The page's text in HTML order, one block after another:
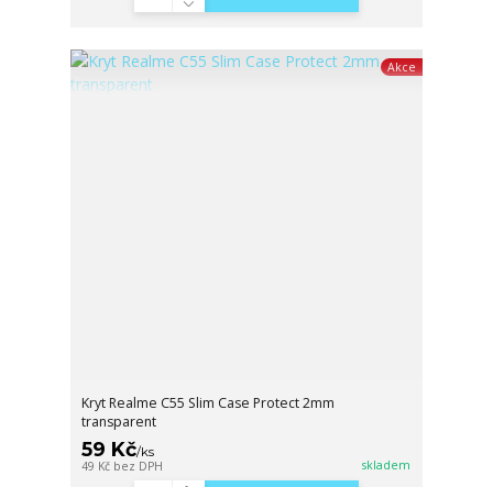
Akce
Kryt Realme C55 Slim Case Protect 2mm
transparent
59 Kč/ks
49 Kč bez DPH skladem